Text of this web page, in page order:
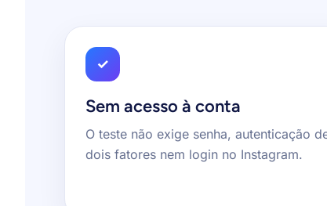
✓
Sem acesso à conta
O teste não exige senha, autenticação
dois fatores nem login no Instagram.